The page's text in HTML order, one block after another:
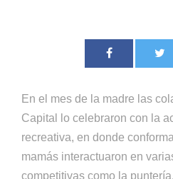
En el mes de la madre las
Capital lo celebraron con la
recreativa, en donde
mamás interactuaron en
competitivas como la